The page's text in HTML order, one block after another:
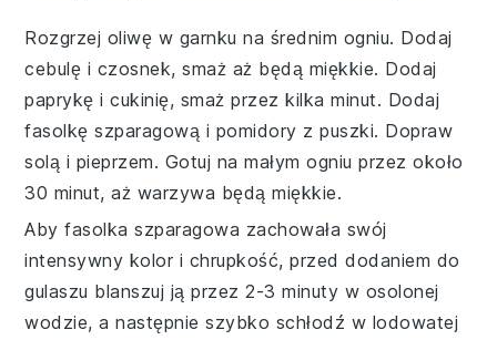
Rozgrzej oliwę w garnku na średnim ogniu. Dodaj
cebulę i czosnek, smaż aż będą miękkie. Dodaj
paprykę icukinię, smaż przez kilka minut. Dodaj
fasolkę szparagową i pomidory z puszki. Dopraw
solą i pieprzem. Gotuj na małym ogniu przez około
30 minut, aż warzywa będą miękkie.
Aby fasolka szparagowa zachowała swój
intensywny kolor i chrupkość, przed dodaniem do
gulaszu blanszuj ją przez 2-3 minuty w osolonej
wodzie, a następnie szybko schłodź w lodowatej